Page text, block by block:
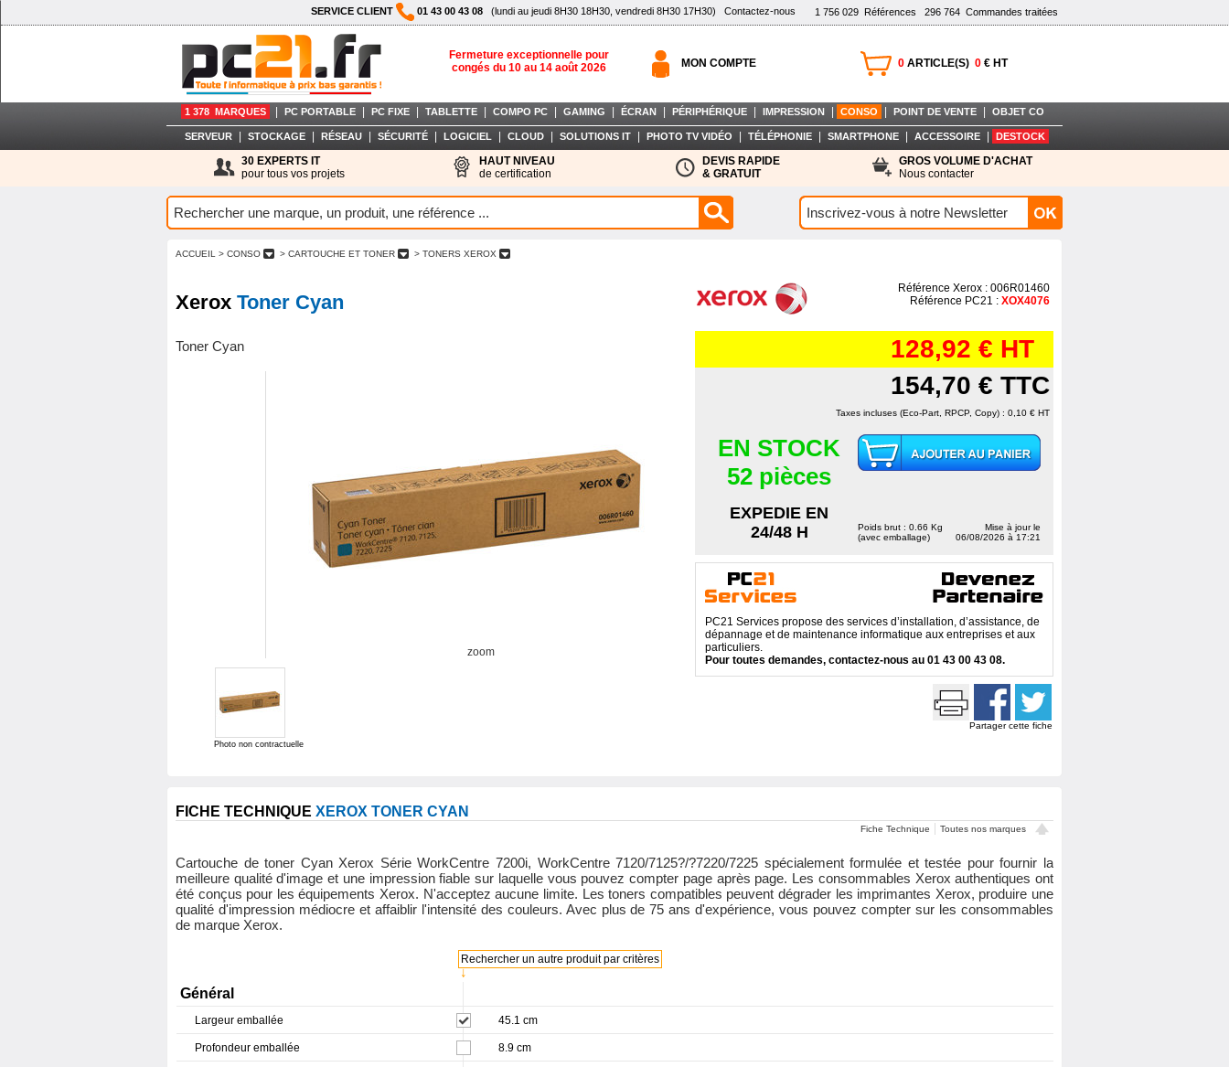
1 756 029 Références 296 764 Commandes traitées
SERVICE CLIENT 01 43 00 43 08 (lundi au jeudi 8H30 18H30, vendredi 8H30 17H30) Contactez-nous
Fermeture exceptionnelle pour
congés du 10 au 14 août 2026
0 ARTICLE(S) 0 € HT
MON COMPTE
1 378 MARQUES PC PORTABLE PC FIXE TABLETTE COMPO PC GAMING ÉCRAN PÉRIPHÉRIQUE IMPRESSION CONSO POINT DE VENTE OBJET CO
SERVEUR STOCKAGE RÉSEAU SÉCURITÉ LOGICIEL CLOUD SOLUTIONS IT PHOTO TV VIDÉO TÉLÉPHONIE SMARTPHONE ACCESSOIRE DESTOCK
30 EXPERTS IT
pour tous vos projets
HAUT NIVEAU
de certification
DEVIS RAPIDE
& GRATUIT
GROS VOLUME D'ACHAT
Nous contacter
ACCUEIL > CONSO > CARTOUCHE ET TONER > TONERS XEROX
Xerox Toner Cyan
Toner Cyan
zoom
Photo non contractuelle
Référence Xerox : 006R01460
Référence PC21 : XOX4076
128,92 € HT
154,70 € TTC
Taxes incluses (Eco-Part, RPCP, Copy) : 0,10 € HT
EN STOCK
52 pièces
EXPEDIE EN
24/48 H
Poids brut : 0.66 Kg
(avec emballage)
Mise à jour le
06/08/2026 à 17:21
PC21 Services propose des services d’installation, d’assistance, de
dépannage et de maintenance informatique aux entreprises et aux
particuliers.
Pour toutes demandes, contactez-nous au 01 43 00 43 08.
Partager cette fiche
FICHE TECHNIQUE XEROX TONER CYAN
Fiche Technique Toutes nos marques
Cartouche de toner Cyan Xerox Série WorkCentre 7200i, WorkCentre 7120/7125?/?7220/7225 spécialement formulée et testée pour fournir la
meilleure qualité d'image et une impression fiable sur laquelle vous pouvez compter page après page. Les consommables Xerox authentiques ont
été conçus pour les équipements Xerox. N'acceptez aucune limite. Les toners compatibles peuvent dégrader les imprimantes Xerox, produire une
qualité d'impression médiocre et affaiblir l'intensité des couleurs. Avec plus de 75 ans d'expérience, vous pouvez compter sur les consommables
de marque Xerox.
↓
Rechercher un autre produit par critères
Général
Largeur emballée 45.1 cm
Profondeur emballée 8.9 cm